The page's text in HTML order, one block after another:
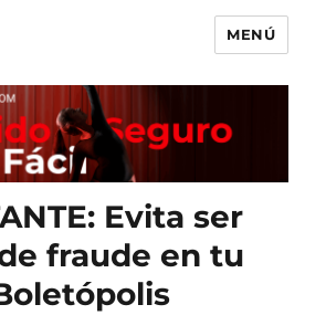
MENÚ
Evita ser
fraude en tu